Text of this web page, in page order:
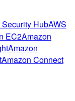
Security HubAWS
EC2Amazon
Amazon
Amazon Connect